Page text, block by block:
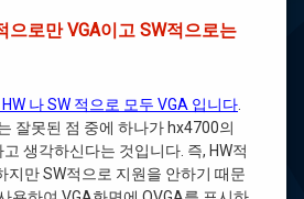
으로만 VGA이고 SW적으로는
나 SW 적으로 모두 VGA 입니다
잘못된 점 중에 하나가 hx4700의
생각하신다는 것입니다. 즉, HW적
지만 SW적으로 지원을 안하기 때문